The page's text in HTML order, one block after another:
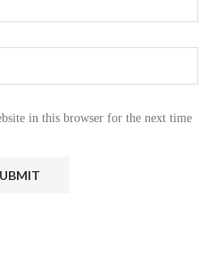
in this browser for the next time